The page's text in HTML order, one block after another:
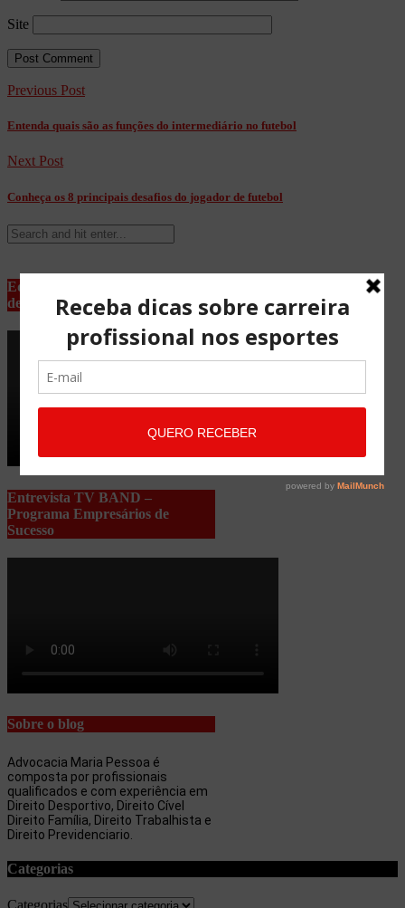
Site
Previous Post
Entenda quais são as funções do intermediário no futebol
Next Post
Conheça os 8 principais desafios do jogador de futebol
Equipe Advocacia Maria Pessoa
de Lima
Entrevista TV BAND –
Programa Empresários de
Sucesso
Sobre o blog
Advocacia Maria Pessoa é
composta por profissionais
qualificados e com experiência em
Direito Desportivo, Direito Cível
Direito Família, Direito Trabalhista e
Direito Previdenciario.
Categorias
Categorias